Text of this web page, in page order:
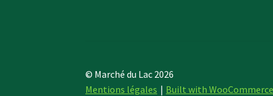
© Marché du Lac 2026
Mentions légales
Built with